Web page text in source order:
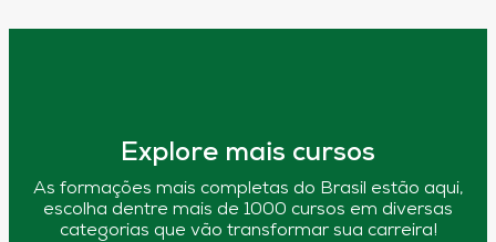
Explore mais cursos
As formações mais completas do Brasil estão aqui,
escolha dentre mais de 1000 cursos em diversas
categorias que vão transformar sua carreira!